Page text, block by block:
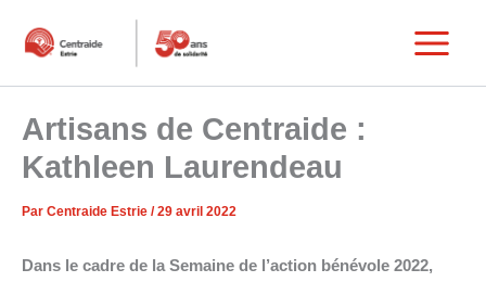
Main
Artisans de Centraide :
Kathleen Laurendeau
Par Centraide Estrie /29 avril 2022
Dans le cadre de la Semaine de l’action bénévole 2022,